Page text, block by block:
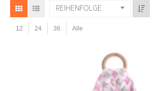
REIHENFOLGE
12 24 36 Alle